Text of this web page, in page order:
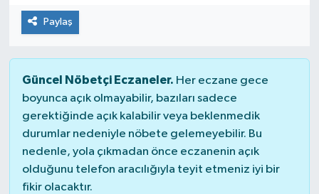
Paylaş
Güncel Nöbetçi Eczaneler. Her eczane gece
boyunca açık olmayabilir, bazıları sadece
gerektiğinde açık kalabilir veya beklenmedik
durumlar nedeniyle nöbete gelemeyebilir. Bu
nedenle, yola çıkmadan önce eczanenin açık
olduğunu telefon aracılığıyla teyit etmeniz iyi bir
fikir olacaktır.